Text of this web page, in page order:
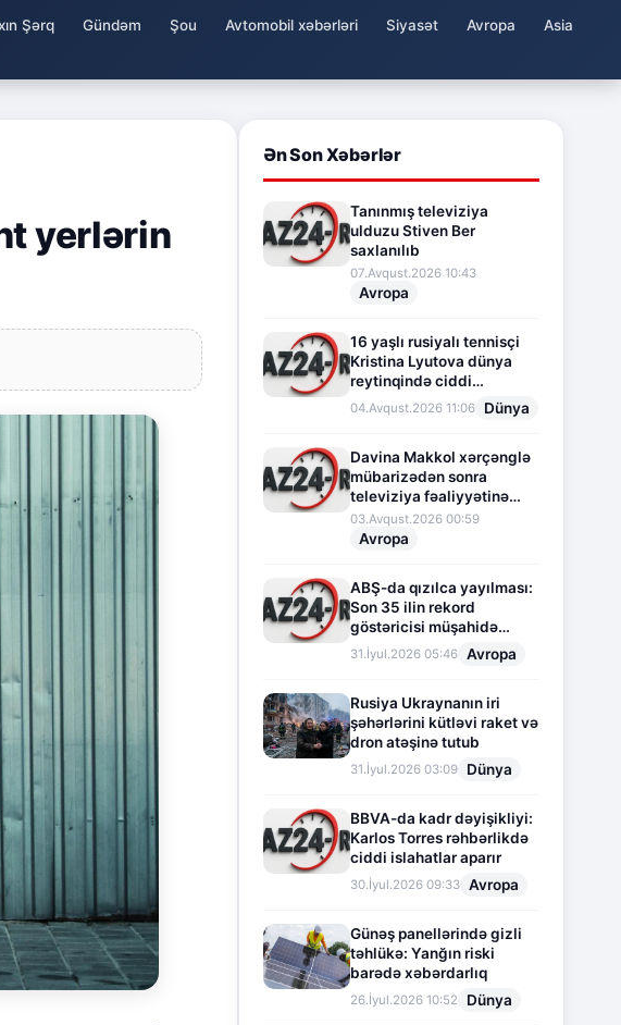
Şərq Gündəm Şou Avtomobil xəbərləri Siyasət Avropa
Asia
yerlərin
Ən Son Xəbərlər
Tanınmış televiziya
ulduzu Stiven Ber
saxlanılıb
07.Avqust.2026 10:43
Avropa
16 yaşlı rusiyalı tennisçi
Kristina Lyutova dünya
reytinqində ciddi
irəliləyişə imza atdı
04.Avqust.2026 11:06 Dünya
Davina Makkol xərçənglə
mübarizədən sonra
televiziya fəaliyyətinə
fasilə verir
03.Avqust.2026 00:59
Avropa
ABŞ-da qızılca yayılması:
Son 35 ilin rekord
göstəricisi müşahidə
olunur
31.İyul.2026 05:46 Avropa
Rusiya Ukraynanın iri
şəhərlərini kütləvi raket və
dron atəşinə tutub
31.İyul.2026 03:09 Dünya
BBVA-da kadr dəyişikliyi:
Karlos Torres rəhbərlikdə
ciddi islahatlar aparır
30.İyul.2026 09:33 Avropa
Günəş panellərində gizli
təhlükə: Yanğın riski
barədə xəbərdarlıq
26.İyul.2026 10:52 Dünya